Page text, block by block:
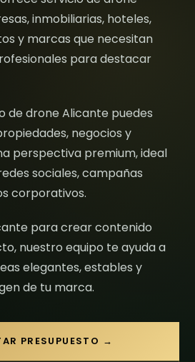
inmobiliarias, hoteles,
y marcas que necesitan
para destacar
de drone Alicante puedes
negocios y
perspectiva premium, ideal
sociales, campañas
corporativos.
para crear contenido
nuestro equipo te ayuda a
elegantes, estables y
de tu marca.
PRESUPUESTO →